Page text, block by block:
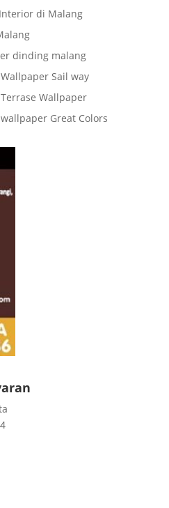
di Malang
dinding malang
Sail way
Wallpaper
Great Colors